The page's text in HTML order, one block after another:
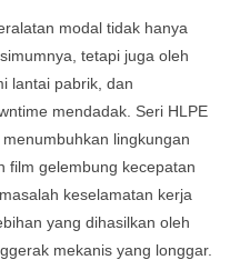
modal tidak hanya
tetapi juga oleh
lantai pabrik, dan
mendadak. Seri HLPE
lingkungan
film gelembung kecepatan
keselamatan kerja
yang dihasilkan oleh
mekanis yang longgar.